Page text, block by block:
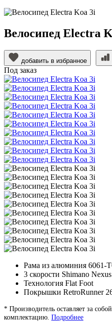
Велосипед Electra
добавить в избранное
Под заказ
Рама из алюминия 6061-
3 скорости Shimano Nexus
Технология Flat Foot
Покрышки RetroRunner
* Производитель оставляет за
комплектацию. Подробнее